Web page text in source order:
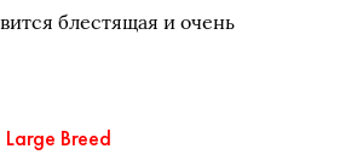
блестящая и очень
Breed